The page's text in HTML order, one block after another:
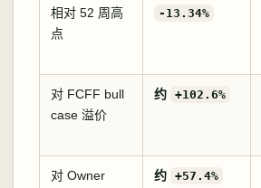
相对 52 周高
点
-13.34%
对 FCFF bull
case 溢价
约 +102.6%
对 Owner
约 +57.4%